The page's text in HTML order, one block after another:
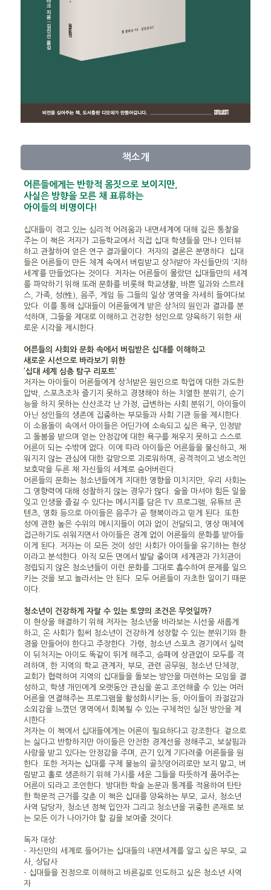
책소개
어른들에게는 반항적 몸짓으로 보이지만,
사실은 방향을 모른 채 표류하는
아이들의 비명이다!
십대들이 겪고 있는 심리적 어려움과 내면세계에 대해 깊은 통찰을
주는 이 책은 저자가 고등학교에서 직접 십대 학생들을 만나 인터뷰
하고 관찰하여 얻은 연구 결과물이다. 저자의 결론은 분명하다. 십대
들은 어른들이 만든 체계 속에서 버림받고 상처받아 자신들만의 ‘지하
세계’를 만들었다는 것이다. 저자는 어른들이 몰랐던 십대들만의 세계
를 파악하기 위해 또래 문화를 비롯해 학교생활, 바쁜 일과와 스트레
스, 가족, 성(性), 음주, 게임 등 그들의 일상 영역을 자세히 들여다보
았다. 이를 통해 십대들이 어른들에게 받은 상처의 원인과 결과를 분
석하며, 그들을 제대로 이해하고 건강한 성인으로 양육하기 위한 새
로운 시각을 제시한다.
어른들의 사회와 문화 속에서 버림받은 십대를 이해하고
새로운 시선으로 바라보기 위한
‘십대 세계 심층 탐구 리포트’
저자는 아이들이 어른들에게 상처받은 원인으로 학업에 대한 과도한
압박, 스포츠조차 즐기지 못하고 경쟁해야 하는 치열한 분위기, 순기
능을 하지 못하는 산산조각 난 가정, 급변하는 사회 분위기, 아이들이
아닌 성인들의 생존에 집중하는 부모들과 사회 기관 등을 제시한다.
이 소용돌이 속에서 아이들은 어딘가에 소속되고 싶은 욕구, 인정받
고 돌봄을 받으며 얻는 안정감에 대한 욕구를 채우지 못하고 스스로
어른이 되는 수밖에 없다. 이에 따라 아이들은 어른들을 불신하고, 채
워지지 않는 관심에 대한 갈망으로 괴로워하며, 공격적이고 냉소적인
보호막을 두른 채 자신들의 세계로 숨어버린다.
어른들의 문화는 청소년들에게 지대한 영향을 미치지만, 우리 사회는
그 영향력에 대해 성찰하지 않는 경우가 많다. 술을 마셔야 힘든 일을
잊고 인생을 즐길 수 있다는 메시지를 담은 TV 프로그램, 유튜브 콘
텐츠, 영화 등으로 아이들은 음주가 곧 행복이라고 믿게 된다. 또한
성에 관한 높은 수위의 메시지들이 여과 없이 전달되고, 영상 매체에
접근하기도 쉬워지면서 아이들은 경계 없이 어른들의 문화를 받아들
이게 된다. 저자는 이 모든 것이 성인 사회가 아이들을 유기하는 현상
이라고 분석한다. 아직 모든 면에서 발달 중이며 세계관과 가치관이
정립되지 않은 청소년들이 이런 문화를 그대로 흡수하여 문제를 일으
키는 것을 보고 놀라서는 안 된다. 모두 어른들이 자초한 일이기 때문
이다.
청소년이 건강하게 자랄 수 있는 토양의 조건은 무엇일까?
이 현상을 해결하기 위해 저자는 청소년을 바라보는 시선을 새롭게
하고, 온 사회가 힘써 청소년이 건강하게 성장할 수 있는 분위기와 환
경을 만들어야 한다고 주장한다. 가령, 청소년 스포츠 경기에서 실력
이 뒤처지는 아이도 똑같이 뛰게 해주고, 승패에 상관없이 모두를 격
려하며, 한 지역의 학교 관계자, 부모, 관련 공무원, 청소년 단체장,
교회가 협력하여 지역의 십대들을 돌보는 방안을 마련하는 모임을 결
성하고, 학생 개인에게 오랫동안 관심을 쏟고 조언해줄 수 있는 여러
어른을 연결해주는 프로그램을 활성화시키는 등, 아이들이 좌절감과
소외감을 느꼈던 영역에서 회복될 수 있는 구체적인 실천 방안을 제
시한다.
저자는 이 책에서 십대들에게는 어른이 필요하다고 강조한다. 겉으로
는 싫다고 반항하지만 아이들은 안전한 경계선을 정해주고, 보살핌과
사랑을 받고 있다는 안정감을 주며, 끈기 있게 기다려줄 어른들을 원
한다. 또한 저자는 십대를 구제 불능의 골칫덩어리로만 보지 말고, 버
림받고 홀로 생존하기 위해 가시를 세운 그들을 따뜻하게 품어주는
어른이 되라고 조언한다. 방대한 학술 논문과 통계를 적용하여 탄탄
한 학문적 근거를 갖춘 이 책은 십대를 양육하는 부모, 교사, 청소년
사역 담당자, 청소년 정책 입안자 그리고 청소년을 귀중한 존재로 보
는 모든 이가 나아가야 할 길을 보여줄 것이다.
독자 대상:
- 자신만의 세계로 들어가는 십대들의 내면세계를 알고 싶은 부모, 교
사, 상담사
- 십대들을 진정으로 이해하고 바른길로 인도하고 싶은 청소년 사역
자